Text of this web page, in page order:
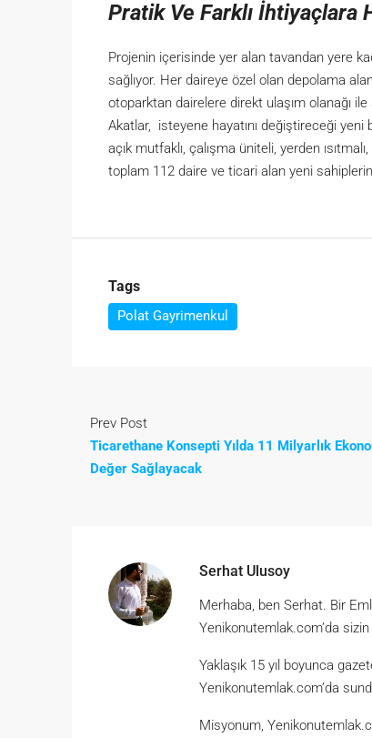
Pratik Ve Farklı İhtiyaçlara
Projenin içerisinde yer alan tavandan yere
sağlıyor. Her daireye özel olan depolama
otoparktan dairelere direkt ulaşım olanağı
Akatlar, isteyene hayatını değiştireceği yeni
açık mutfaklı, çalışma üniteli, yerden
toplam 112 daire ve ticari alan yeni
Tags
Polat Gayrimenkul
Prev Post
Ticarethane Konsepti Yılda 11 Milyarlık
Değer Sağlayacak
Serhat Ulusoy
Merhaba, ben Serhat. Bir
Yenikonutemlak.com’da
Yaklaşık 15 yıl boyunca
Yenikonutemlak.com’da
Misyonum,